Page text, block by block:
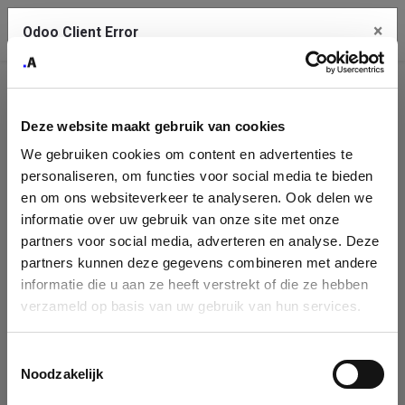
Deze website maakt gebruik van cookies
We gebruiken cookies om content en advertenties te
personaliseren, om functies voor social media te bieden
en om ons websiteverkeer te analyseren. Ook delen we
informatie over uw gebruik van onze site met onze
partners voor social media, adverteren en analyse. Deze
partners kunnen deze gegevens combineren met andere
informatie die u aan ze heeft verstrekt of die ze hebben
verzameld op basis van uw gebruik van hun services.
Noodzakelijk
Contact Us
Identification
Please fill in your company details
You can search a company in our database by name, VAT or
enterprise ID. When a company is selected it will auto-complete the
form. If you don't find your company in our database, you can create
a new company record with the button below.
Company Name
Search company by name or VAT/Enterprise ID
Name
Odoo Client Error ×
service.
See details
Ok